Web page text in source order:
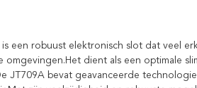
is een robuust elektronisch slot dat veel
omgevingen.Het dient als een optimale
JT709A bevat geavanceerde